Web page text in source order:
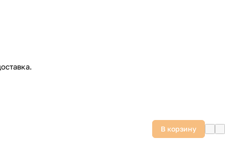
В корзину